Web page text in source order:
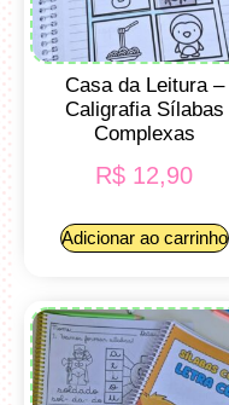
Casa da Leitura –
Caligrafia Sílabas
Complexas
R$ 12,90
Adicionar ao carrinho